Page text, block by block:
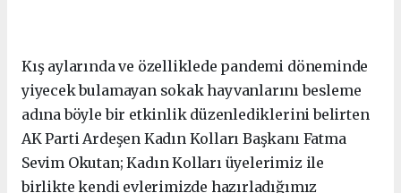
Kış aylarında ve özelliklede pandemi döneminde
yiyecek bulamayan sokak hayvanlarını besleme
adına böyle bir etkinlik düzenlediklerini belirten
AK Parti Ardeşen Kadın Kolları Başkanı Fatma
Sevim Okutan; Kadın Kolları üyelerimiz ile
birlikte kendi evlerimizde hazırladığımız